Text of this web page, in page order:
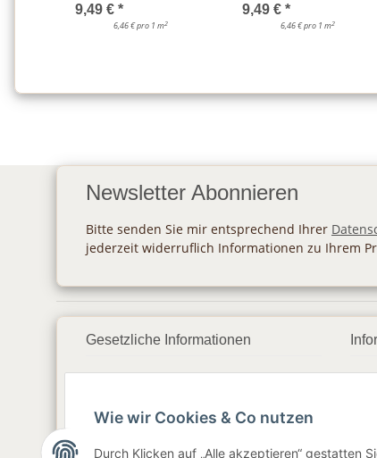
9,49 € *
6,46 € pro 1 m2
9,49 € *
6,46 € pro 1 m2
Newsletter Abonnieren
Bitte senden Sie mir entsprechend Ihrer
jederzeit widerruflich Informationen zu Ihrem
Gesetzliche Informationen
AGB
Sitemap
Wie wir Cookies & Co nutzen
Durch Klicken auf „Alle akzeptieren“ gestatten